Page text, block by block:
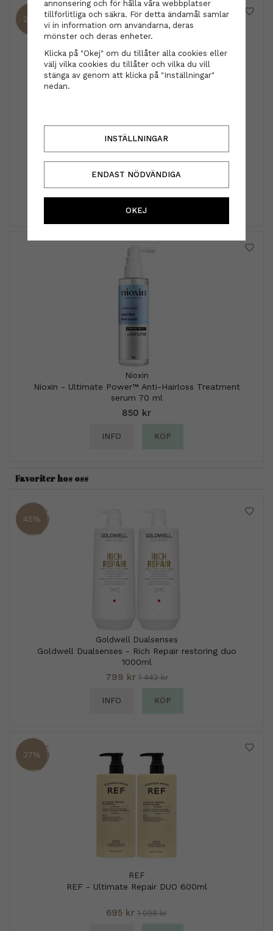
28%
REF
REF - Cool Silver Duo 1000ml
1 149 kr 1 598 kr
Nioxin
Nioxin - Ultimate Power™ Anti-Hairloss Treatment
serum 70 ml
850 kr
INFO KÖP
Favoriter hos oss
45%
Goldwell Dualsenses
Goldwell Dualsenses - Rich Repair restoring duo
1000ml
799 kr 1 442 kr
INFO KÖP
37%
REF
REF - Ultimate Repair DUO 600ml
695 kr 1 098 kr
annonsering och för hålla våra webbplatser
tillförlitliga och säkra. För detta ändamål samlar
vi in information om användarna, deras
mönster och deras enheter.
Klicka på "Okej" om du tillåter alla cookies eller
välj vilka cookies du tillåter och vilka du vill
stänga av genom att klicka på "Inställningar"
nedan.
INSTÄLLNINGAR
ENDAST NÖDVÄNDIGA
OKEJ